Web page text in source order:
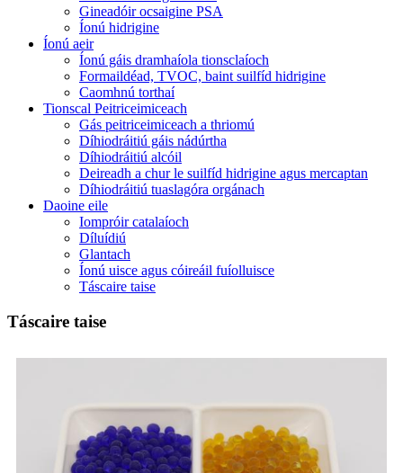
Gineadóir ocsaigine PSA
Íonú hidrigine
Íonú aeir
Íonú gáis dramhaíola tionsclaíoch
Formaildéad, TVOC, baint suilfíd hidrigine
Caomhnú torthaí
Tionscal Peitriceimiceach
Gás peitriceimiceach a thriomú
Díhiodráitiú gáis nádúrtha
Díhiodráitiú alcóil
Deireadh a chur le suilfíd hidrigine agus mercaptan
Díhiodráitiú tuaslagóra orgánach
Daoine eile
Iompróir catalaíoch
Díluídiú
Glantach
Íonú uisce agus cóireáil fuíolluisce
Táscaire taise
Táscaire taise